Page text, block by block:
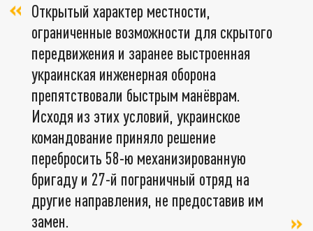
Открытый характер местности,
ограниченные возможности для скрытого
передвижения и заранее выстроенная
украинская инженерная оборона
препятствовали быстрым манёврам.
Исходя из этих условий, украинское
командование приняло решение
перебросить 58-ю механизированную
бригаду и 27-й пограничный отряд на
другие направления, не предоставив им
замен.